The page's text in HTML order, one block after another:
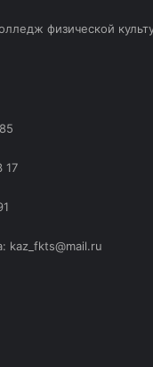
физической
17
kaz_fkts@mail.ru